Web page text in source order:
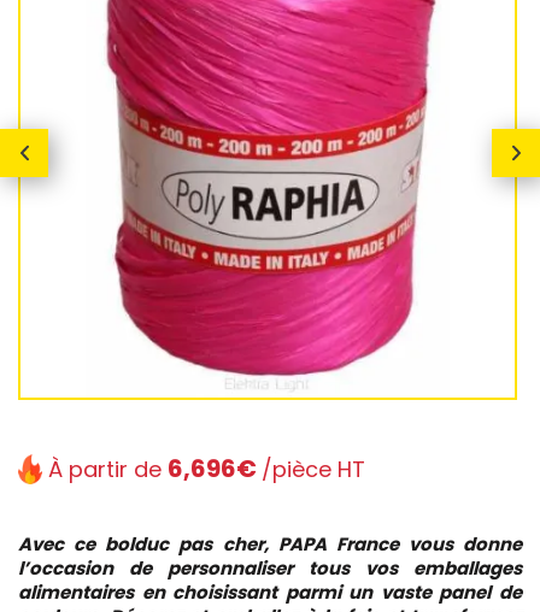
À partir de 6,696€ /pièce HT
Avec ce bolduc pas cher, PAPA France vous donne
l’occasion de personnaliser tous vos emballages
alimentaires en choisissant parmi un vaste panel de